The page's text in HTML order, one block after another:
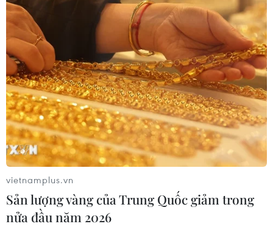
CƠ QUAN CHỦ QUẢN: THÔNG TẤN XÃ VIỆT NAM
Tổng Biên tập: TRẦN TIẾN DUẨN
Phó Tổng Biên tập: NGUYỄN THỊ TÁM, KHÚC THANH
THỦY
Sở hữu trí tuệ
Quy định sử dụng
RSS
Hỗ trợ
Ngôn ngữ
Dịch vụ tin
Quảng cáo
Liên hệ
vietnamplus.vn
Sản lượng vàng của Trung Quốc giảm trong
nửa đầu năm 2026